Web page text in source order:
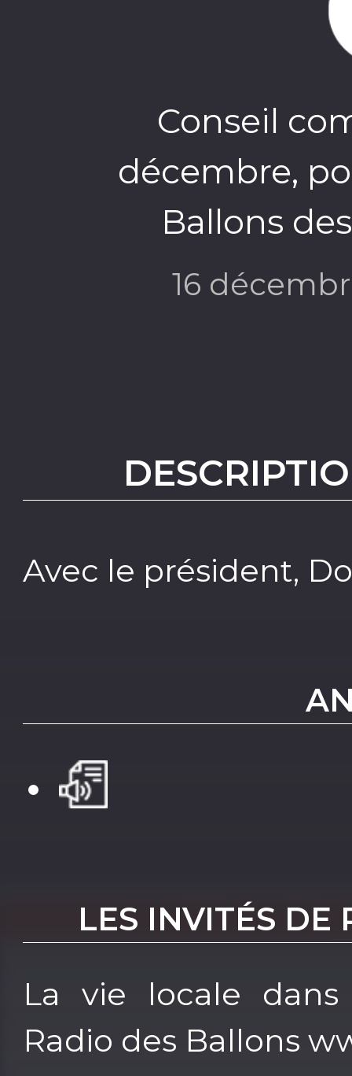
Conseil
décembre,
Ballons
16
Avec le président,
LES INVITÉS DE
La vie locale dans
Radio des Ballons